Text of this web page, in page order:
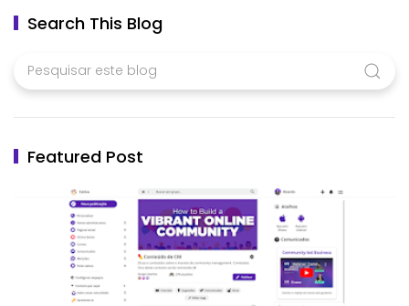
Search This Blog
Featured Post